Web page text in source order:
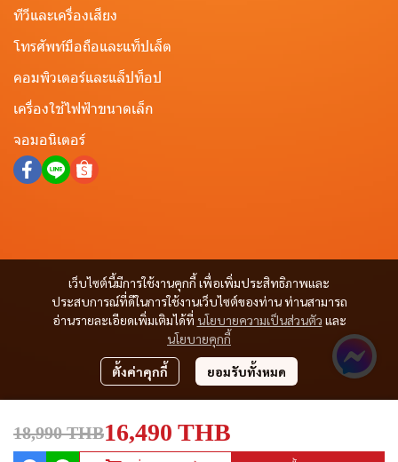
18,990 THB16,490 THB
เว็บไซต์นี้มีการใช้งานคุกกี้ เพื่อเพิ่มประสิทธิภาพและ
ประสบการณ์ที่ดีในการใช้งานเว็บไซต์ของท่าน ท่านสามารถ
อ่านรายละเอียดเพิ่มเติมได้ที่ นโยบายความเป็นส่วนตัว และ
นโยบายคุกกี้
ตั้งค่าคุกกี้ ยอมรับทั้งหมด
ทีวีและเครื่องเสียง
โทรศัพท์มือถือและแท็ปเล็ต
คอมพิวเตอร์และแล็ปท็อป
เครื่องใช้ไฟฟ้าขนาดเล็ก
จอมอนิเตอร์
Copyright © All Right Reserved.